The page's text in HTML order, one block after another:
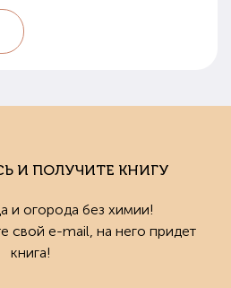
И ПОЛУЧИТЕ КНИГУ
и огорода без химии!
свой e-mail, на него придет
книга!